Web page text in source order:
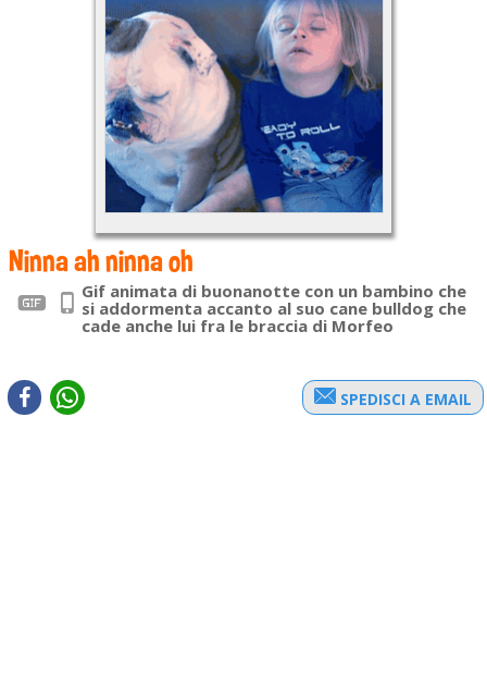
Ninna ah ninna oh
Gif animata di buonanotte con un bambino che
si addormenta accanto al suo cane bulldog che
cade anche lui fra le braccia di Morfeo
SPEDISCI A EMAIL